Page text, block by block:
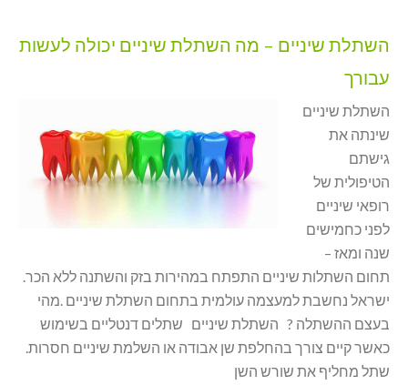
השתלת שיניים – מה השתלת שיניים יכולה לעשות
עבורך
השתלת שיניים
שינתה את
גישתם
הטיפולית של
רופאי שיניים
לפני כחמישים
שנה ומאז –
תחום השתלות שיניים התפתח במהירות בזק והשתנה ללא הכר.
ישראל נחשבת למעצמה עולמית בתחום השתלת שיניים .מהי
בעצם ההשתלה ? השתלת שיניים שתלים דנטליים בשימוש
כאשר קיים צורך בהחלפת שן אבודה או השלמת שיניים חסרות.
שתל מחליף את שורש השן